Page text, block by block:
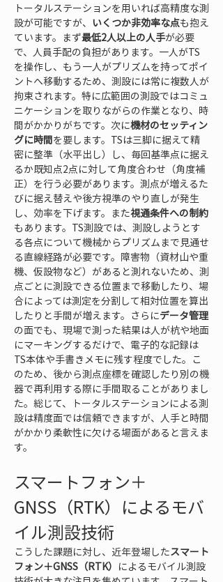
トータルステーションを用いれば高精度な測
設が可能ですが、 いくつか非効率な点も抱え
ています。まず最低2人以上の人手が必要
で、人員手配の負担があります。一人がTS
を操作し、もう一人がプリズムを持ってポイ
ントへ移動するため、測設には常に複数人が
拘束されます。特に広範囲の測設ではコミュ
ニケーションを取りながらの作業となり、時
間がかかりがちです。次に機材のセッティン
グに時間を要します。TSは三脚に据えて精
密に整準（水平出し）し、毎回基準点に据え
るか既知点2点に対して角度合わせ（角度補
正）を行う必要があります。測点が増えるた
びに据え替えや後方視準のやり直しが発生
し、効率を下げます。また視通条件への制約
もあります。TS測設では、測設しようとす
る各点について機械からプリズムまで見通せ
る直線経路が必要です。障害物（資材山や重
機、仮設物など）があると測れないため、測
点ごとに測設できる位置まで移動したり、場
合によっては測定を分割して相対位置を算出
したりと手間が増えます。さらにデータ管理
の面でも、現場で測った結果は人が杭や地面
にマーキングするだけで、電子的な記録は
TS本体や手書きメモに残す程度でした。こ
のため、後から測点座標を確認したり別の機
器で再利用する際に手間取ることがありまし
た。総じて、トータルステーションによる測
設は精度面では信頼できますが、人手と時間
がかかり柔軟性に欠ける場面があると言えま
す。
スマートフォン＋
GNSS（RTK）によるモバ
イル測設技術
こうした課題に対し、近年登場したスマート
フォン＋GNSS（RTK） によるモバイル測設